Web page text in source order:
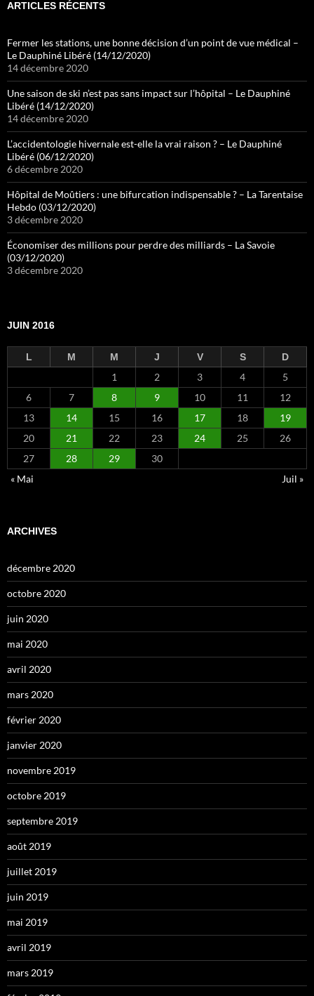
ARTICLES RÉCENTS
Fermer les stations, une bonne décision d’un point de vue médical –
Le Dauphiné Libéré (14/12/2020)
14 décembre 2020
Une saison de ski n’est pas sans impact sur l’hôpital – Le Dauphiné
Libéré (14/12/2020)
14 décembre 2020
L’accidentologie hivernale est-elle la vrai raison ? – Le Dauphiné
Libéré (06/12/2020)
6 décembre 2020
Hôpital de Moûtiers : une bifurcation indispensable ? – La Tarentaise
Hebdo (03/12/2020)
3 décembre 2020
Économiser des millions pour perdre des milliards – La Savoie
(03/12/2020)
3 décembre 2020
JUIN 2016
L M M J V S D
1 2 3 4
5
6
7 8 9 10 11
12
13
14 15 16 17 18
19
20
21 22 23 24 25
26
27
28 29
30
« Mai
Juil »
ARCHIVES
décembre 2020
octobre 2020
juin 2020
mai 2020
avril 2020
mars 2020
février 2020
janvier 2020
novembre 2019
octobre 2019
septembre 2019
août 2019
juillet 2019
juin 2019
mai 2019
avril 2019
mars 2019